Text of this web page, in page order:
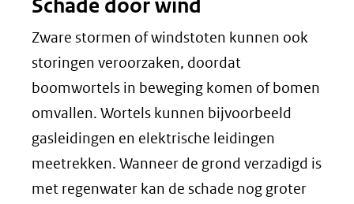
Schade door wind
Zware stormen of windstoten kunnen ook
storingen veroorzaken, doordat
boomwortels in beweging komen of bomen
omvallen. Wortels kunnen bijvoorbeeld
gasleidingen en elektrische leidingen
meetrekken. Wanneer de grond verzadigd is
met regenwater kan de schade nog groter